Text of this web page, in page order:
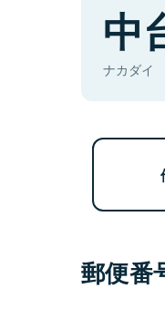
中
ナカダイ
郵便番